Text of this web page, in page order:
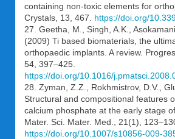
containing non-toxic elements for
Crystals, 13, 467. https://doi.org/
27. Geetha, M., Singh, A.K.,
(2009) Ti based biomaterials, the
orthopaedic implants. A review.
54, 397–425.
https://doi.org/10.1016/
28. Zyman, Z.Z., Rokhmistrov, D.V.,
Structural and compositional features
calcium phosphate at the early stage
Mater. Sci. Mater. Med., 21(1),
https://doi.org/10.1007/s10856-009-